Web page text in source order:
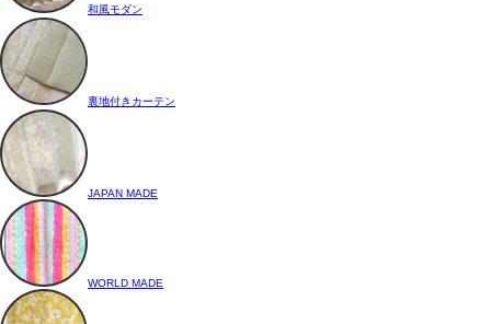
和風モダン
裏地付きカーテン
JAPAN MADE
WORLD MADE